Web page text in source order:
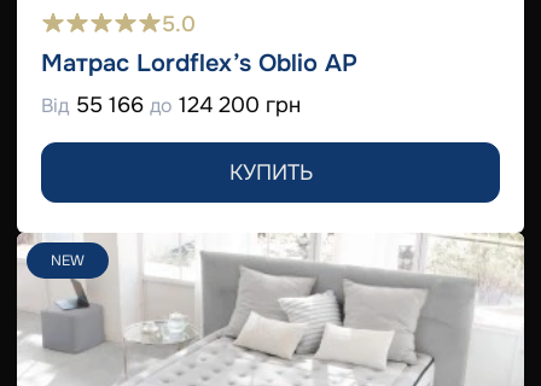
5.0
Матрас Lordflex’s Oblio AP
Від 55 166 до 124 200 грн
КУПИТЬ
NEW